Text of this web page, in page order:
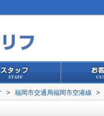
> 福岡市交通局福岡市空港線 >